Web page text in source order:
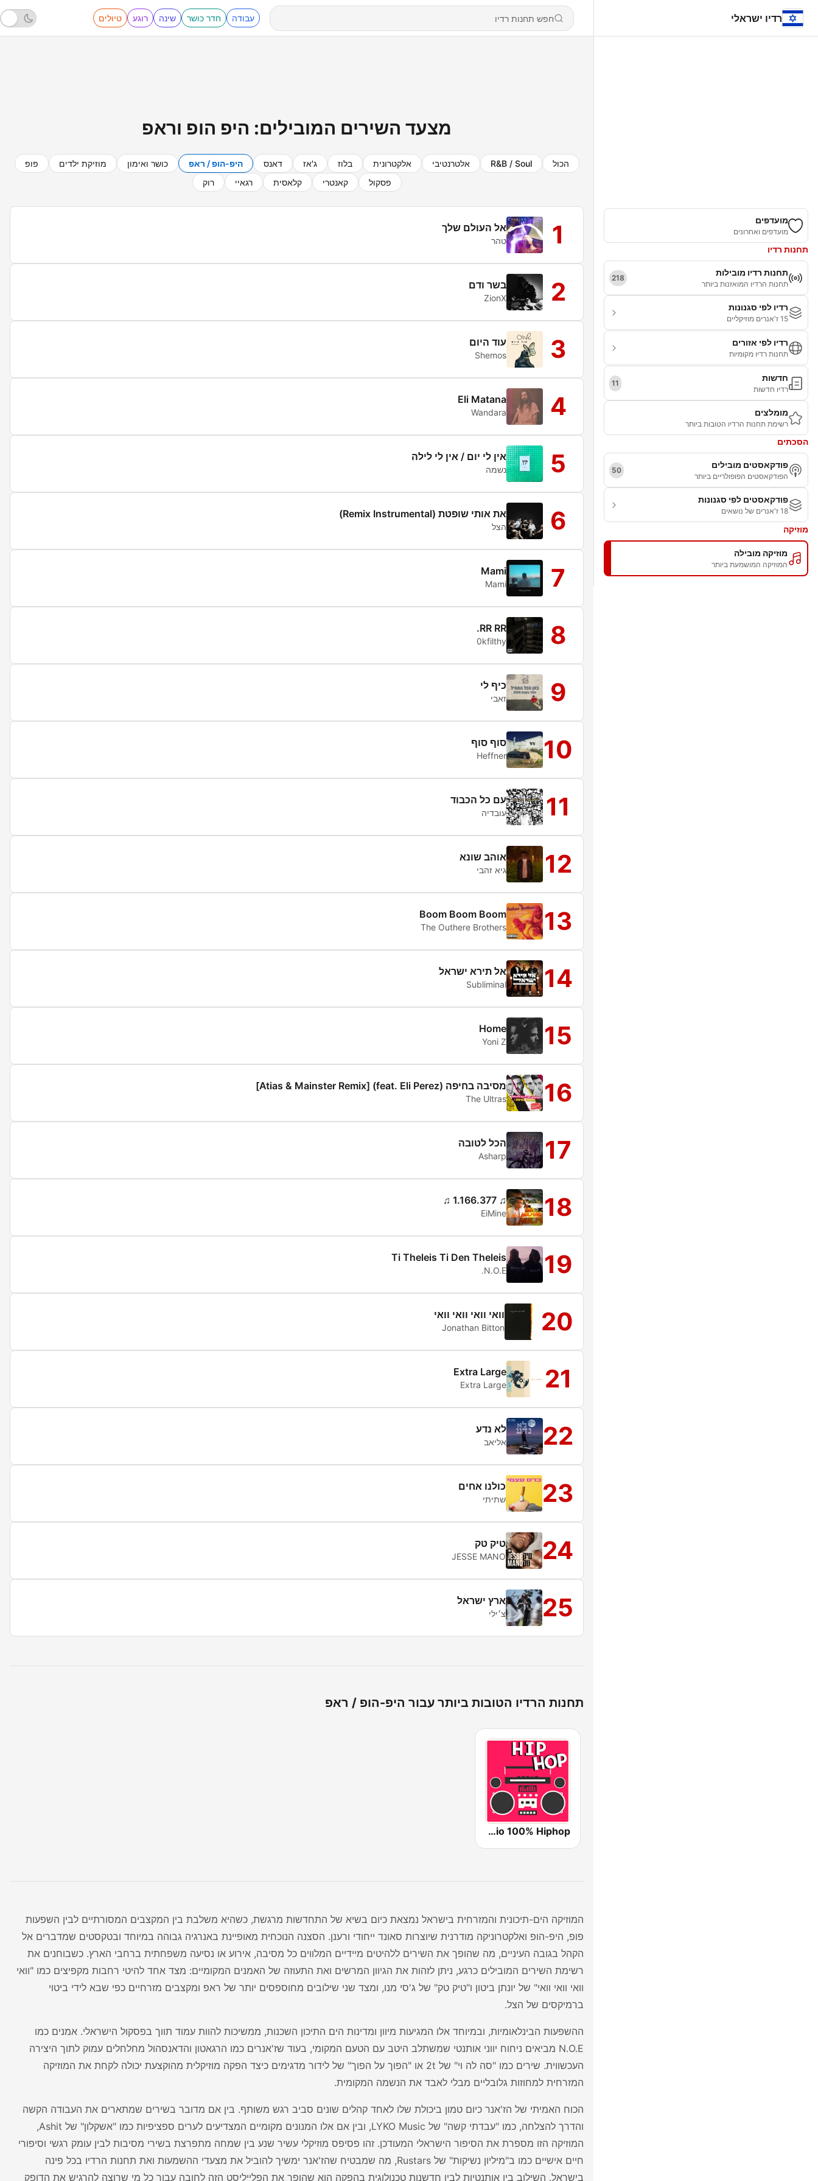
רדיו ישראלי עבודה חדר כושר שינה רוגע טיולים
מועדפים
מועדפים ואחרונים
תחנות רדיו
תחנות רדיו מובילות
תחנות הרדיו המואזנות ביותר
218
רדיו לפי סגנונות
15 ז'אנרים מוזיקליים
רדיו לפי אזורים
תחנות רדיו מקומיות
חדשות
רדיו חדשות
11
מומלצים
רשימת תחנות הרדיו הטובות ביותר
הסכתים
פודקאסטים מובילים
הפודקאסטים הפופולריים ביותר
50
פודקאסטים לפי סגנונות
18 ז'אנרים של נושאים
מוזיקה
מוזיקה מובילה
המוזיקה המושמעת ביותר
מצעד השירים המובילים: היפ הופ וראפ
הכול R&B / Soul אלטרנטיבי אלקטרונית בלוז ג'אז דאנס היפ-הופ / ראפ כושר ואימון מוזיקת ילדים
פופ
פסקול
קאנטרי קלאסית רגאיי רוק
1 אל העולם שלך
טהר
2 בשר ודם
ZionX
3 עוד היום
Shemos
4
Eli Matana
Wandara
5 אין לי יום / אין לי לילה
נשמה
6 את אותי שופטת (Remix Instrumental)
הצל
7
Mami
Mami
8
RR RR.
0kfilthy
9 כיף לי
זאבי
10 סוף סוף
Heffner
11 עם כל הכבוד
עובדיה
12 אוהב שונא
גיא זהבי
13
Boom Boom Boom
The Outhere Brothers
14 אל תירא ישראל
Subliminal
15
Home
Yoni Z
16 מסיבה בחיפה (feat. Eli Perez) [Atias & Mainster Remix]
The Ultras
17 הכל לטובה
Asharp
18
♫ 1.166.377 ♫
EiMine
19
Ti Theleis Ti Den Theleis
Ν.Ο.Ε.
20 וואי וואי וואי וואי
Jonathan Bitton
21
Extra Large
Extra Large
22 לא נדע
אליאב
23 כולנו אחים
שתיתי
24 טיק טק
JESSE MANO
25 ארץ ישראל
צ׳ילי
תחנות הרדיו הטובות ביותר עבור היפ-הופ / ראפ
Radio 100% Hiphop
המוזיקה הים-תיכונית והמזרחית בישראל נמצאת כיום בשיא של התחדשות מרגשת, כשהיא משלבת בין המקצבים המסורתיים לבין השפעות
פופ, היפ-הופ ואלקטרוניקה מודרנית שיוצרות סאונד ייחודי ורענן. הסצנה הנוכחית מאופיינת באנרגיה גבוהה במיוחד ובטקסטים שמדברים אל
הקהל בגובה העיניים, מה שהופך את השירים ללהיטים מיידיים המלווים כל מסיבה, אירוע או נסיעה משפחתית ברחבי הארץ. כשבוחנים את
רשימת השירים המובילים כרגע, ניתן לזהות את הגיוון המרשים ואת התעוזה של האמנים המקומיים: מצד אחד להיטי רחבות מקפיצים כמו "וואי
וואי וואי וואי" של יונתן ביטון ו"טיק טק" של ג'סי מנו, ומצד שני שילובים מחוספסים יותר של ראפ ומקצבים מזרחיים כפי שבא לידי ביטוי
ברמיקסים של הצל.
ההשפעות הבינלאומיות, ובמיוחד אלו המגיעות מיוון ומדינות הים התיכון השכנות, ממשיכות להוות עמוד תווך בפסקול הישראלי. אמנים כמו
N.O.E מביאים ניחוח יווני אותנטי שמשתלב היטב עם הטעם המקומי, בעוד שז'אנרים כמו הרגאטון והדאנסהול מחלחלים עמוק לתוך היצירה
העכשווית. שירים כמו "סה לה וי" של 2t או "הפוך על הפוך" של לידור מדגימים כיצד הפקה מוזיקלית מהוקצעת יכולה לקחת את המוזיקה
המזרחית למחוזות גלובליים מבלי לאבד את הנשמה המקומית.
הכוח האמיתי של הז'אנר כיום טמון ביכולת שלו לאחד קהלים שונים סביב רגש משותף. בין אם מדובר בשירים שמתארים את העבודה הקשה
והדרך להצלחה, כמו "עבדתי קשה" של LYKO Music, ובין אם אלו המנונים מקומיים המצדיעים לערים ספציפיות כמו "אשקלון" של Ashit,
המוזיקה הזו מספרת את הסיפור הישראלי המעודכן. זהו פסיפס מוזיקלי עשיר שנע בין שמחה מתפרצת בשירי מסיבות לבין עומק רגשי וסיפורי
חיים אישיים כמו ב"מיליון נשיקות" של Rustars, מה שמבטיח שהז'אנר ימשיך להוביל את מצעדי ההשמעות ואת תחנות הרדיו בכל פינה
בישראל. השילוב בין אותנטיות לבין חדשנות טכנולוגית בהפקה הוא שהופך את הפלייליסט הזה לחובה עבור כל מי שרוצה להרגיש את הדופק